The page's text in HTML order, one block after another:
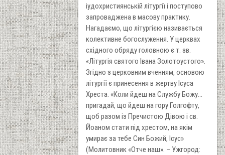
іудохристиянській літургії і поступово
запроваджена в масову практику.
Нагадаємо, що літургією називається
колективне богослуження. У церквах
східного обряду головною є т. зв.
«Літургія святого Івана Золотоустого».
Згідно з церковним вченням, основою
літургії є принесення в жертву Ісуса
Хреста. «Коли йдеш на Службу Божу...
пригадай, що йдеш на гору Голгофту,
щоб разом із Пречистою Дівою і св.
Йоаном стати під хрестом, на якім
умирає за тебе Син Божий, Ісус»
(Молитовник «Отче наш». – Ужгород: